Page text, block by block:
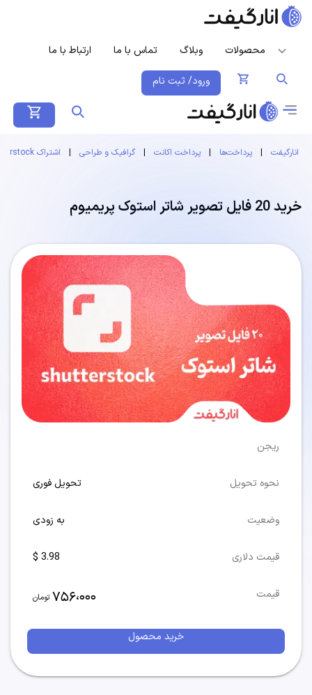
محصولات وبلاگ تماس با ما ارتباط با ما
ورود/ ثبت نام
انارگیفت | پرداخت‌ها | پرداخت اکانت | گرافیک و طراحی | اشتراک Shutterstock
خرید 20 فایل تصویر شاتر استوک پریمیوم
ریجن
نحوه تحویل تحویل فوری
وضعیت به زودی
قیمت دلاری 3.98 $
قیمت 756،000 تومان
خرید محصول